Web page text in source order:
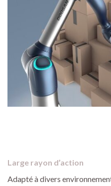
Large rayon d’action
Adapté à divers